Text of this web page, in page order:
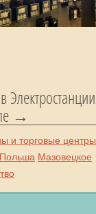
Электростанции
и торговые центры
Польша Мазовецкое